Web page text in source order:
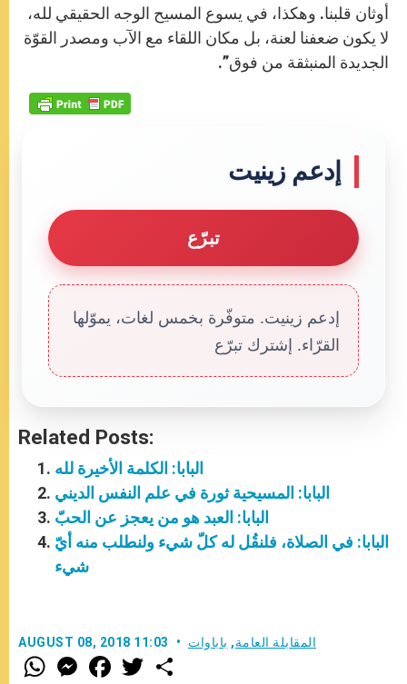
أوثان قلبنا. وهكذا، في يسوع المسيح الوجه الحقيقي لله،
لا يكون ضعفنا لعنة، بل مكان اللقاء مع الآب ومصدر القوّة
الجديدة المنبثقة من فوق”.
إدعم زينيت
تبرّع
إدعم زينيت. متوفّرة بخمس لغات، يموّلها
القرّاء. إشترك تبرّع
Related Posts:
البابا: الكلمة الأخيرة لله
البابا: المسيحية ثورة في علم النفس الديني
البابا: العبد هو من يعجز عن الحبّ
البابا: في الصلاة، فلنقُل له كلّ شيء ولنطلب منه أيّ
شيء
AUGUST 08, 2018 11:03 المقابلة العامة, باباوات
W
h
M
e
F
a w